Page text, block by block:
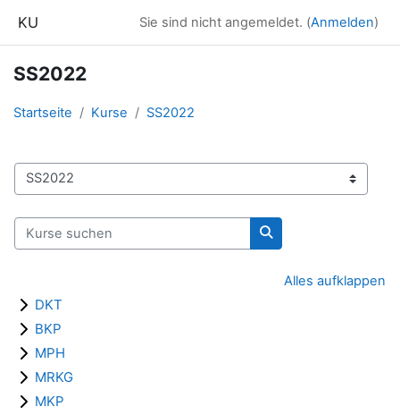
KU Sie sind nicht angemeldet. (Anmelden)
SS2022
Startseite Kurse SS2022
Kursbereiche
Kurse suchen
Kurse suchen
Alles aufklappen
DKT
BKP
MPH
MRKG
MKP